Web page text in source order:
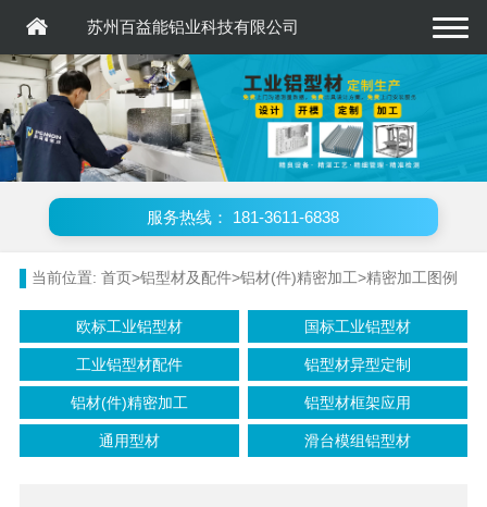
 苏州百益能铝业科技有限公司
服务热线： 181-3611-6838
当前位置: 首页>铝型材及配件>铝材(件)精密加工>精密加工图例
欧标工业铝型材 国标工业铝型材
工业铝型材配件 铝型材异型定制
铝材(件)精密加工 铝型材框架应用
通用型材 滑台模组铝型材